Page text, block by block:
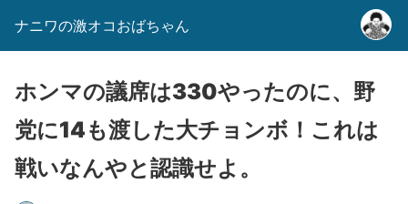
ナニワの激オコおばちゃん
ホンマの議席は330やったのに、野
党に14も渡した大チョンボ！これは
戦いなんやと認識せよ。